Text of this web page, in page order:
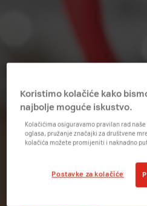
Ups, nešto je
zlu.
Trenutno radimo na
međuvremenu možeš
ponudu uređaja i usluga ili
Koristimo kolačiće kako
najbolje moguće iskustvo.
Kolačićima osiguravamo pravilan rad
oglasa, pružanje značajki za društvene
kolačića možete promijeniti i naknadno
Postavke za kolačiće